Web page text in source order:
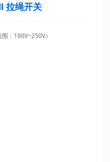
拉绳开关
：190V~250V）